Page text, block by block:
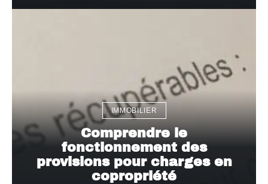
IMMOBILIER
Comprendre le
fonctionnement des
provisions pour charges en
copropriété